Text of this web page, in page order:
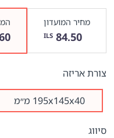
מחיר המועדון
84.50
ILS
צורת אריזה
195x145x40 מ״מ
סיווג